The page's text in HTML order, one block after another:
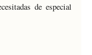
de especial